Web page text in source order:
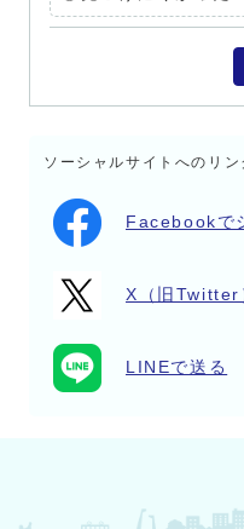
ソーシャルサイトへのリ
Facebookで
X（旧Twitter
LINEで送る